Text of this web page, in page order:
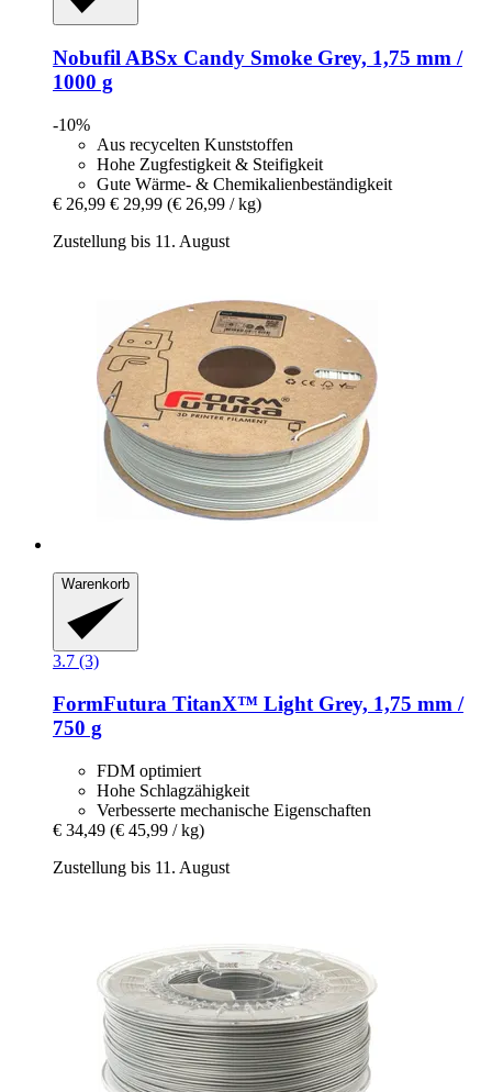
Nobufil ABSx Candy Smoke Grey, 1,75 mm /
1000 g
-10%
Aus recycelten Kunststoffen
Hohe Zugfestigkeit & Steifigkeit
Gute Wärme- & Chemikalienbeständigkeit
€ 26,99 € 29,99 (€ 26,99 / kg)
Zustellung bis 11. August
Warenkorb
3.7 (3)
FormFutura TitanX™ Light Grey, 1,75 mm /
750 g
FDM optimiert
Hohe Schlagzähigkeit
Verbesserte mechanische Eigenschaften
€ 34,49 (€ 45,99 / kg)
Zustellung bis 11. August